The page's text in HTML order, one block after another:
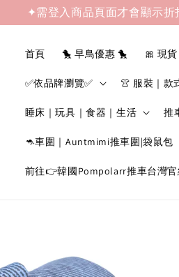
✦需登入商品頁面才會顯示
首頁 🐤 早鳥優惠 🐤 🎀 現
✅依品牌瀏覽✅ 👚 服裝｜款
睡床｜玩具｜食器｜生活 推
🦘車圍｜Auntmimi推車圍|袋鼠包
前往👉韓國Pompolarr推車台灣